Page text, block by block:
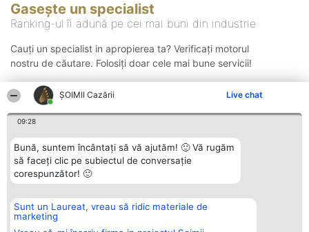
ȘOIMII Cazării Live chat
09:28
Bună, suntem încântați să vă ajutăm! 🙂 Vă rugăm
să faceți clic pe subiectul de conversație
corespunzător! 🙂
Sunt un Laureat, vreau să ridic materiale de
marketing
Gasește un specialist
Ranking-ul îi adună pe cei mai buni din industrie
Cauți un specialist in apropierea ta? Verificați motorul
nostru de căutare. Folosiți doar cele mai bune servicii!
Organizator Ranking
BRIGHT SOLUTIONS BR SRL
Aleea Timisul De Sus 2 Bl. A30
Plebiscyt
Lista Tuturor
Contact